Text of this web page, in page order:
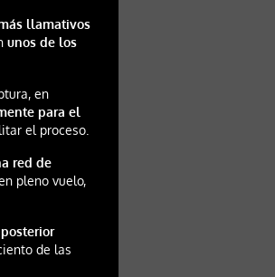
llamativos
unos de los
en
para el
el proceso.
red de
pleno vuelo,
de las